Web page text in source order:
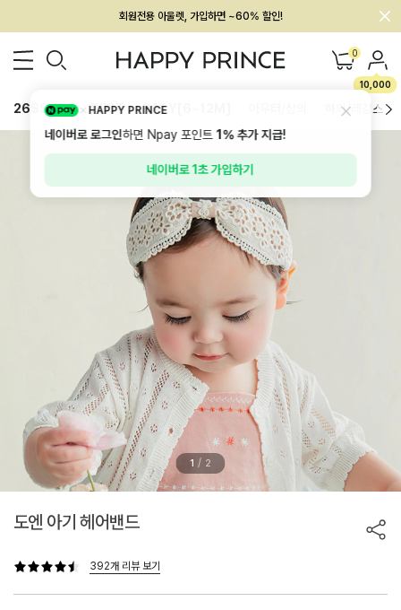
멤버십 최대 28,000원 혜택
0
10,000
26SS 신상 BEST BABY[6~12M] 하의/레깅스
1 / 2
도엔 아기 헤어밴드
392개 리뷰 보기
HAPPY PRINCE
네이버로 로그인하면 Npay 포인트1%추가 지급!
네이버로 1초 가입하기